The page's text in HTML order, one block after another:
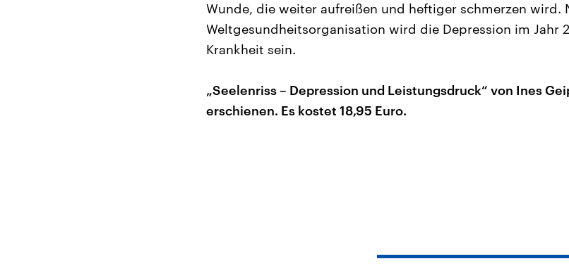
Wunde, die weiter aufreißen und heftiger schmerzen wird.
Weltgesundheitsorganisation wird die Depression im Jahr
Krankheit sein.
„Seelenriss – Depression und Leistungsdruck“ von Ines
erschienen. Es kostet 18,95 Euro.